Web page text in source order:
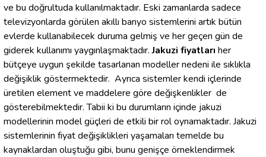
ve bu doğrultuda kullanılmaktadır. Eski zamanlarda sadece
televizyonlarda görülen akıllı banyo sistemlerini artık bütün
evlerde kullanabilecek duruma gelmiş ve her geçen gün de
giderek kullanımı yaygınlaşmaktadır.Jakuzi fiyatları her
bütçeye uygun şekilde tasarlanan modeller nedeni ile sıklıkla
değişiklik göstermektedir. Ayrıca sistemler kendi içlerinde
üretilen element ve maddelere göre değişkenlikler de
gösterebilmektedir. Tabii ki bu durumların içinde jakuzi
modellerinin model güçleri de etkili bir rol oynamaktadır. Jakuzi
sistemlerinin fiyat değişiklikleri yaşamaları temelde bu
kaynaklardan oluştuğu gibi, bunu genişçe örneklendirmek